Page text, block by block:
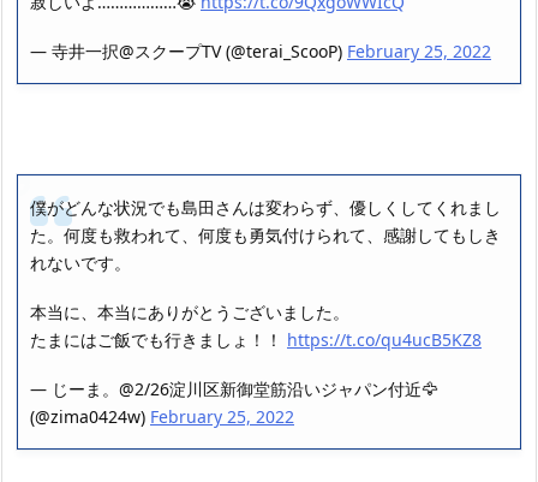
— 寺井一択@スクープTV (@terai_ScooP) February 25, 2022
僕がどんな状況でも島田さんは変わらず、優しくしてくれまし
た。何度も救われて、何度も勇気付けられて、感謝してもしき
れないです。
本当に、本当にありがとうございました。
たまにはご飯でも行きましょ！！ https://t.co/qu4ucB5KZ8
— じーま。@2/26淀川区新御堂筋沿いジャパン付近🦅
(@zima0424w) February 25, 2022